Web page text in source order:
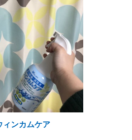
ィンカムケア